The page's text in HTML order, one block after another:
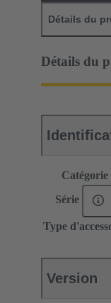
Détails du
Détails du
Catégorie
Série
Type
Version